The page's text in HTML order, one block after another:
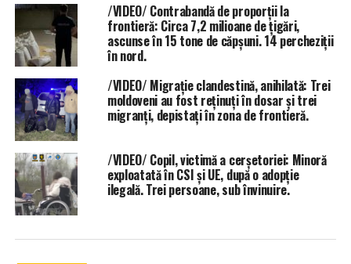
/VIDEO/ Contrabandă de proporții la
frontieră: Circa 7,2 milioane de țigări,
ascunse în 15 tone de căpșuni. 14 percheziții
în nord.
/VIDEO/ Migrație clandestină, anihilată: Trei
moldoveni au fost reținuți în dosar și trei
migranți, depistați în zona de frontieră.
/VIDEO/ Copil, victimă a cerșetoriei: Minoră
exploatată în CSI și UE, după o adopție
ilegală. Trei persoane, sub învinuire.